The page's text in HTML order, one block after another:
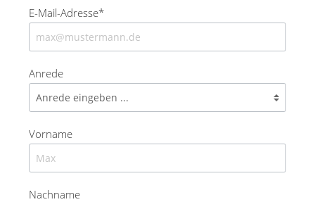
E-Mail-Adresse*
Anrede
Vorname
Nachname